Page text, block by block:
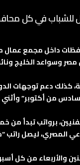
للشباب في كل
داخل مجمع عمال
وسواعد الخليج
كذلك دعم توجهات
من أكتوبر”
المصري، ليصل
والأربعاء من كل